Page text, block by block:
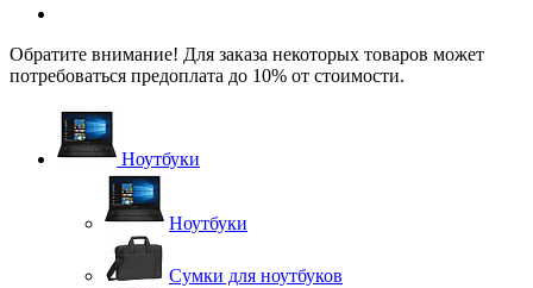
Обратите внимание! Для заказа некоторых товаров может
потребоваться предоплата до 10% от стоимости.
Ноутбуки
Ноутбуки
Сумки для ноутбуков